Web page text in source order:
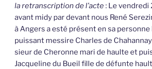
la retranscription de l’acte: Le vendredi
avant midy par devant nous René
à Angers a esté présent en sa
puissant messire Charles de
sieur de Cheronne mari de haulte et
Jacqueline du Bueil fille de défunte